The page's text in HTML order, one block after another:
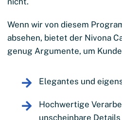
Wenn wir von diesem
absehen, bietet der Nivona
genug Argumente, um
Elegantes und
Hochwertige
unscheinbare